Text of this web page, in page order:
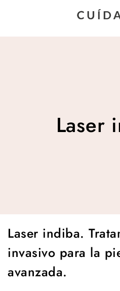
Laser
Laser indiba.
invasivo para la
avanzada.